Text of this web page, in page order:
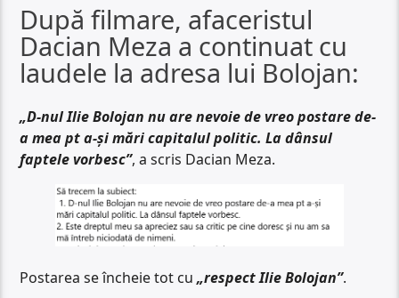
După filmare, afaceristul
Dacian Meza a continuat cu
laudele la adresa lui Bolojan:
„D-nul Ilie Bolojan nu are nevoie de vreo postare de-
a mea pt a-și mări capitalul politic. La dânsul
faptele vorbesc”, a scris Dacian Meza.
Postarea se încheie tot cu„respect Ilie Bolojan”.